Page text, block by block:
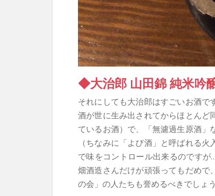
◆大治郎 山田錦 純米吟
それにしても大治郎はすごいお酒
酒が世に生み出されてからほとん
ているお酒）で、「無濾過生原酒」
（ちなみに「よび酒」と呼ばれる
で味をコントロール出来るのです
畑酒造さんだけが頑張ってもだめ
の会」の人たちも誉めるべきでしょ